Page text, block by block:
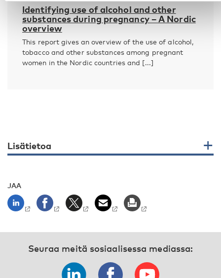
Identifying use of alcohol and other
substances during ­pregnancy – A Nordic
overview
This report gives an overview of the use of alcohol,
tobacco and other substances among pregnant
women in the Nordic countries and [...]
Lisätietoa
JAA
Seuraa meitä sosiaalisessa mediassa: